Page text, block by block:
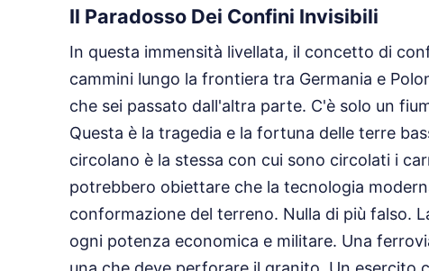
Il Paradosso Dei Confini Invisibili
In questa immensità livellata, il concetto di
cammini lungo la frontiera tra Germania e
che sei passato dall'altra parte. C'è solo un
Questa è la tragedia e la fortuna delle terre
circolano è la stessa con cui sono circolati i
potrebbero obiettare che la tecnologia
conformazione del terreno. Nulla di più falso.
ogni potenza economica e militare. Una